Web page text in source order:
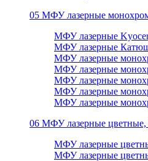
05 МФУ лазерные
МФУ лазерные
МФУ лазерные
МФУ лазерные
МФУ лазерные
МФУ лазерные
МФУ лазерные
МФУ лазерные
06 МФУ лазерные
МФУ лазерные
МФУ лазерные